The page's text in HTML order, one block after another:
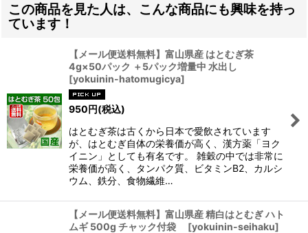
この商品を見た人は、こんな商品にも興味を持っ
ています！
【メール便送料無料】富山県産 はとむぎ茶
4g×50パック ＋5パック増量中 水出し
[yokuinin-hatomugicya]
950円(税込)
はとむぎ茶は古くから日本で愛飲されています
が、はとむぎ自体の栄養価が高く、漢方薬「ヨク
イニン」としても有名です。 雑穀の中では非常に
栄養価が高く、タンパク質、ビタミンB2、カルシ
ウム、鉄分、食物繊維…
【メール便送料無料】富山県産 精白はとむぎ ハト
ムギ 500g チャック付袋
[yokuinin-seihaku]